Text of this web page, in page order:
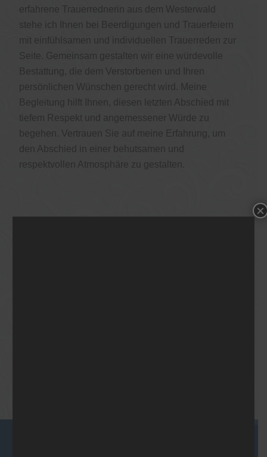
erfahrene Trauerrednerin aus dem Westerwald
stehe ich Ihnen bei Beerdigungen und Trauerfeiern
mit einfühlsamen und individuellen Trauerreden zur
Seite. Gemeinsam gestalten wir eine würdevolle
Bestattung, die dem Verstorbenen und Ihren
persönlichen Wünschen gerecht wird. Meine
Begleitung hilft Ihnen, diesen letzten Abschied mit
tiefem Respekt und angemessener Würde zu
begehen. Vertrauen Sie auf meine Erfahrung, um
den Abschied in einer behutsamen und
respektvollen Atmosphäre zu gestalten.
×